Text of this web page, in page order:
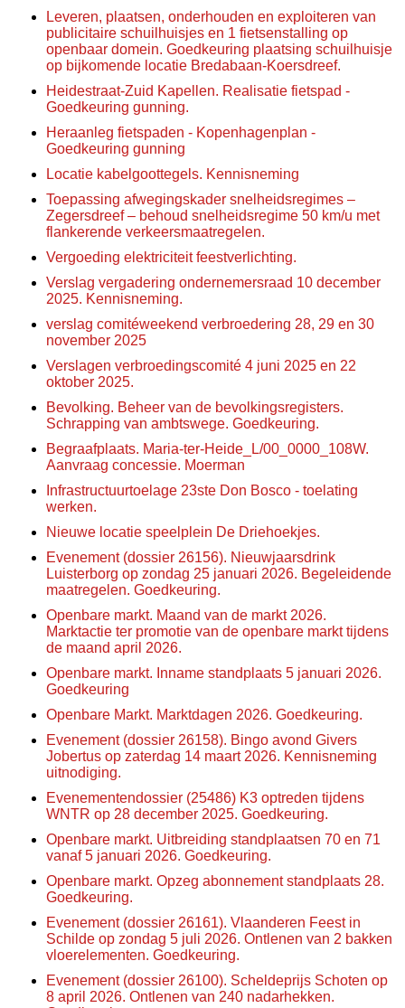
Leveren, plaatsen, onderhouden en exploiteren van
publicitaire schuilhuisjes en 1 fietsenstalling op
openbaar domein. Goedkeuring plaatsing schuilhuisje
op bijkomende locatie Bredabaan-Koersdreef.
Heidestraat-Zuid Kapellen. Realisatie fietspad -
Goedkeuring gunning.
Heraanleg fietspaden - Kopenhagenplan -
Goedkeuring gunning
Locatie kabelgoottegels. Kennisneming
Toepassing afwegingskader snelheidsregimes –
Zegersdreef – behoud snelheidsregime 50 km/u met
flankerende verkeersmaatregelen.
Vergoeding elektriciteit feestverlichting.
Verslag vergadering ondernemersraad 10 december
2025. Kennisneming.
verslag comitéweekend verbroedering 28, 29 en 30
november 2025
Verslagen verbroedingscomité 4 juni 2025 en 22
oktober 2025.
Bevolking. Beheer van de bevolkingsregisters.
Schrapping van ambtswege. Goedkeuring.
Begraafplaats. Maria-ter-Heide_L/00_0000_108W.
Aanvraag concessie. Moerman
Infrastructuurtoelage 23ste Don Bosco - toelating
werken.
Nieuwe locatie speelplein De Driehoekjes.
Evenement (dossier 26156). Nieuwjaarsdrink
Luisterborg op zondag 25 januari 2026. Begeleidende
maatregelen. Goedkeuring.
Openbare markt. Maand van de markt 2026.
Marktactie ter promotie van de openbare markt tijdens
de maand april 2026.
Openbare markt. Inname standplaats 5 januari 2026.
Goedkeuring
Openbare Markt. Marktdagen 2026. Goedkeuring.
Evenement (dossier 26158). Bingo avond Givers
Jobertus op zaterdag 14 maart 2026. Kennisneming
uitnodiging.
Evenementendossier (25486) K3 optreden tijdens
WNTR op 28 december 2025. Goedkeuring.
Openbare markt. Uitbreiding standplaatsen 70 en 71
vanaf 5 januari 2026. Goedkeuring.
Openbare markt. Opzeg abonnement standplaats 28.
Goedkeuring.
Evenement (dossier 26161). Vlaanderen Feest in
Schilde op zondag 5 juli 2026. Ontlenen van 2 bakken
vloerelementen. Goedkeuring.
Evenement (dossier 26100). Scheldeprijs Schoten op
8 april 2026. Ontlenen van 240 nadarhekken.